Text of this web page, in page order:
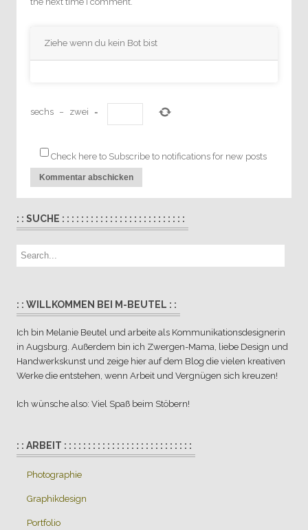
Ziehe wenn du kein Bot bist
sechs − zwei =
Check here to Subscribe to notifications for new posts
: : SUCHE : : : : : : : : : : : : : : : : : : : : : : : : : :
: : WILLKOMMEN BEI M-BEUTEL : :
Ich bin Melanie Beutel und arbeite als Kommunikationsdesignerin
in Augsburg. Außerdem bin ich Zwergen-Mama, liebe Design und
Handwerkskunst und zeige hier auf dem Blog die vielen kreativen
Werke die entstehen, wenn Arbeit und Vergnügen sich kreuzen!
Ich wünsche also: Viel Spaß beim Stöbern!
: : ARBEIT : : : : : : : : : : : : : : : : : : : : : : : : : : :
Photographie
Graphikdesign
Portfolio